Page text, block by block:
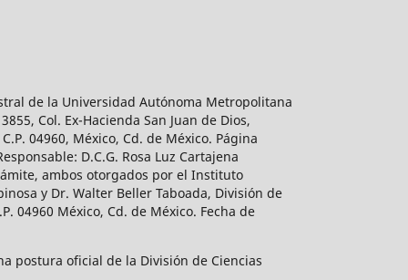
de la Universidad Autónoma Metropolitana
Col. Ex-Hacienda San Juan de Dios,
04960, México, Cd. de México. Página
D.C.G. Rosa Luz Cartajena
ambos otorgados por el Instituto
y Dr. Walter Beller Taboada, División de
04960 México, Cd. de México. Fecha de
postura oficial de la División de Ciencias